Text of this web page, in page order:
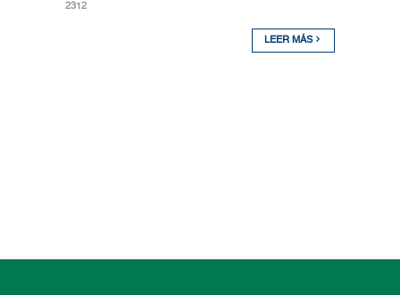
2312
LEER MÁS